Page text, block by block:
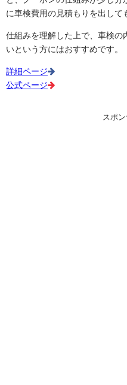
に車検費用の見積もりを出して
仕組みを理解した上で、車検の
いという方にはおすすめです。
詳細ページ
公式ページ
スポ